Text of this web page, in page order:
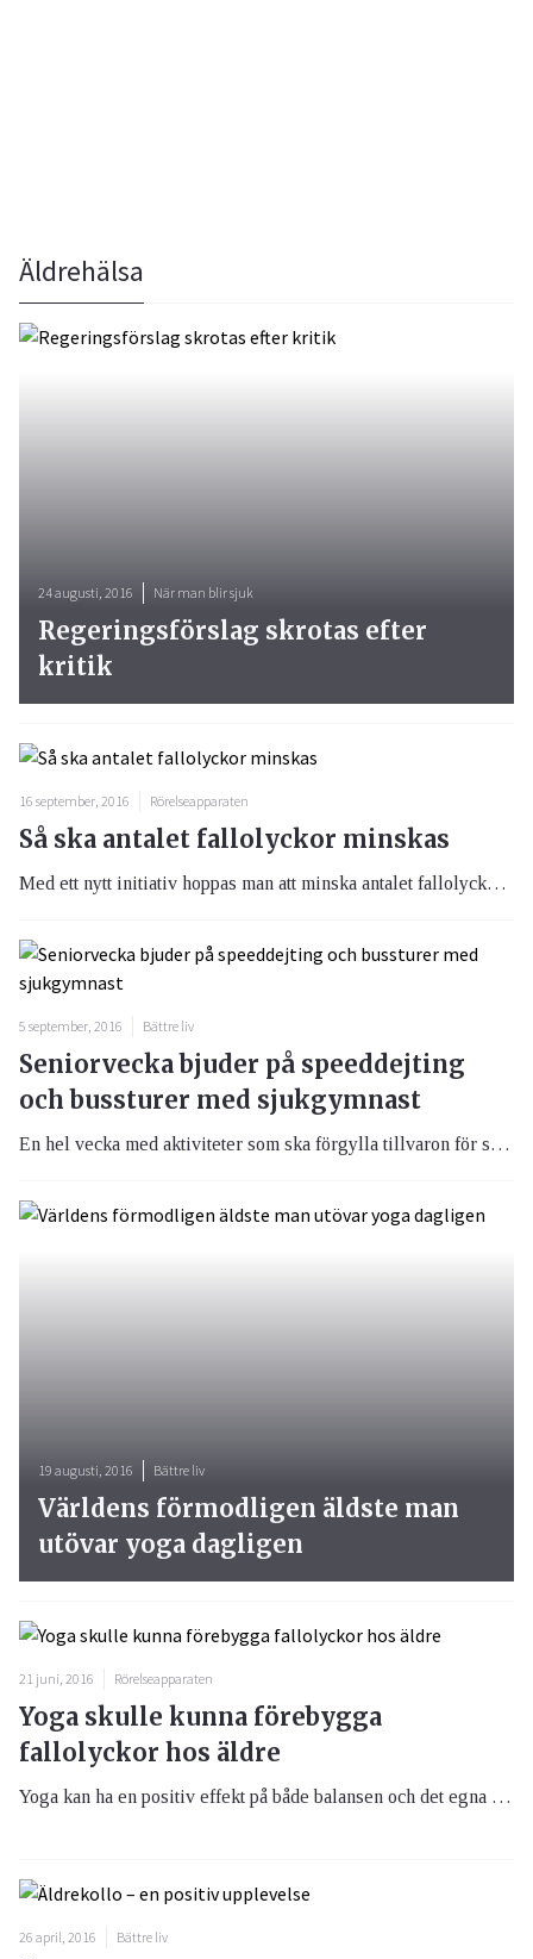
Äldrehälsa
16 september, 2016 Rörelseapparaten
Så ska antalet fallolyckor minskas
Med ett nytt initiativ hoppas man att minska antalet fallolyckor som förutom att orsaka smärta och obehag hos den som drabbas även kostar samhället miljardsummor varje år.
5 september, 2016 Bättre liv
Seniorvecka bjuder på speeddejting
och bussturer med sjukgymnast
En hel vecka med aktiviteter som ska förgylla tillvaron för seniorerna, det är Seniorveckan som går av stapeln idag.
24 augusti, 2016 När man blir sjuk
Regeringsförslag skrotas efter
kritik
19 augusti, 2016 Bättre liv
Världens förmodligen äldste man
utövar yoga dagligen
21 juni, 2016 Rörelseapparaten
Yoga skulle kunna förebygga
fallolyckor hos äldre
Yoga kan ha en positiv effekt på både balansen och det egna oberoendet som bättre rörelsefrihet skulle innebära för personer över 60 år.
26 april, 2016 Bättre liv